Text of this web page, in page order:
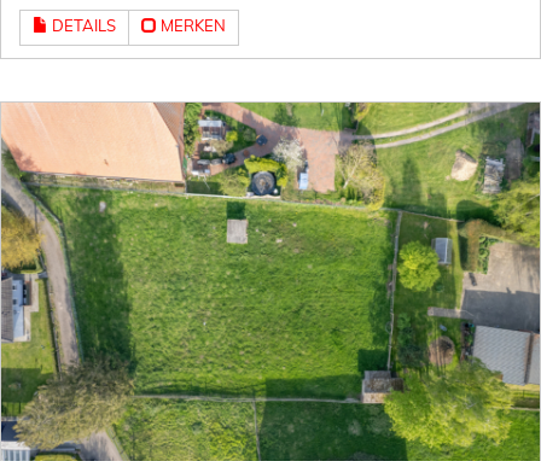
DETAILS MERKEN